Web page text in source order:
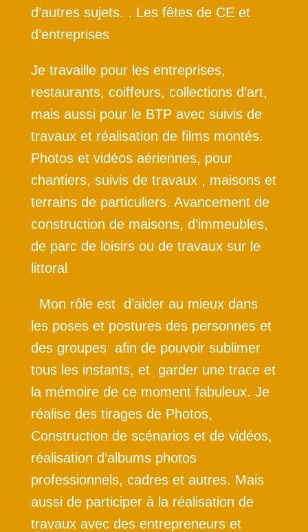
d’autres sujets. . Les fêtes de CE et
d’entreprises
Je travaille pour les entreprises,
restaurants, coiffeurs, collections d’art,
mais aussi pour le BTP avec suivis de
travaux et réalisation de films montés.
Photos et vidéos aériennes, pour
chantiers, suivis de travaux , maisons et
terrains de particuliers. Avancement de
construction de maisons, d’immeubles,
de parc de loisirs ou de travaux sur le
littoral
Mon rôle est d’aider au mieux dans
les poses et postures des personnes et
des groupes afin de pouvoir sublimer
tous les instants, et garder une trace et
la mémoire de ce moment fabuleux. Je
réalise des tirages de Photos,
Construction de scénarios et de vidéos,
réalisation d’albums photos
professionnels, cadres et autres. Mais
aussi de participer à la réalisation de
travaux avec des entrepreneurs et